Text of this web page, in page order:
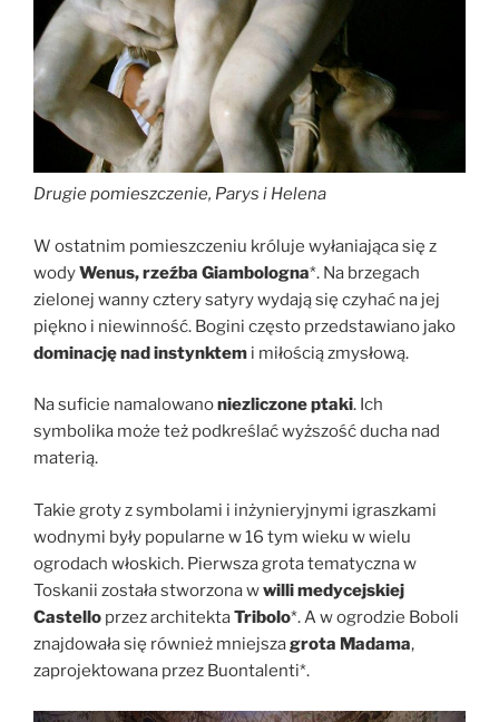
Drugie pomieszczenie, Parys i Helena
W ostatnim pomieszczeniu króluje wyłaniająca się z
wodyWenus, rzeźba Giambologna*. Na brzegach
zielonej wanny cztery satyry wydają się czyhać na jej
piękno i niewinność. Bogini często przedstawiano jako
dominację nad instynktem i miłością zmysłową.
Na suficie namalowanoniezliczone ptaki. Ich
symbolika może też podkreślać wyższość ducha nad
materią.
Takie groty z symbolami i inżynieryjnymi igraszkami
wodnymi były popularne w 16 tym wieku w wielu
ogrodach włoskich. Pierwsza grota tematyczna w
Toskanii została stworzona wwilli medycejskiej
Castello przez architektaTribolo*. A w ogrodzie Boboli
znajdowała się również mniejszagrota Madama,
zaprojektowana przez Buontalenti*.